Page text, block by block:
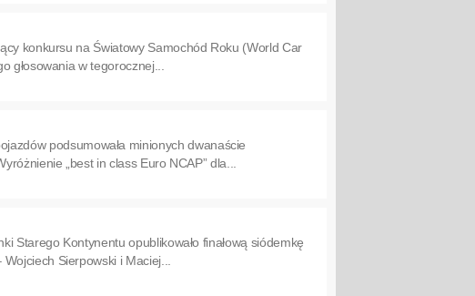
konkursu na Światowy Samochód Roku (World Car
głosowania w tegorocznej...
podsumowała minionych dwanaście
„best in class Euro NCAP” dla...
Starego Kontynentu opublikowało finałową siódemkę
Sierpowski i Maciej...